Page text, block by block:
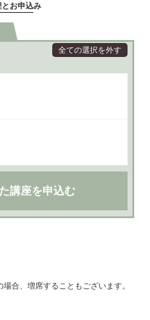
とお申込み
全ての選択を外す
講座を申込む
合、増席することもございます。